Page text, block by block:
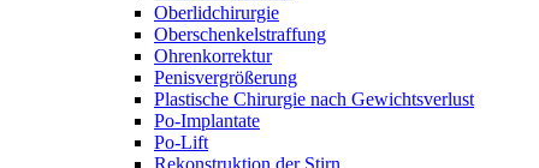
Oberlidchirurgie
Oberschenkelstraffung
Ohrenkorrektur
Penisvergrößerung
Plastische Chirurgie nach Gewichtsverlust
Po-Implantate
Po-Lift
Rekonstruktion der Stirn